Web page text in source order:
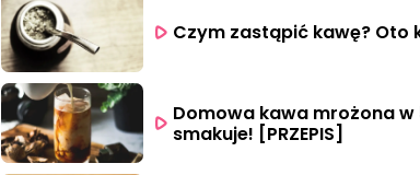
Czym zastąpić kawę? Oto
Domowa kawa mrożona w
smakuje! [PRZEPIS]